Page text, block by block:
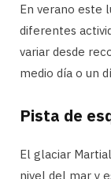
En verano este
diferentes
variar desde
medio día o un
Pista de
El glaciar
nivel del mar y